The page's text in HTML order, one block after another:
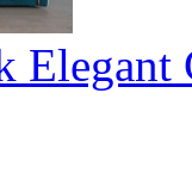
Elegant